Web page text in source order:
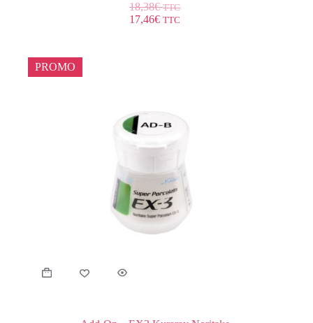
18,38€ TTC
17,46€ TTC
PROMO